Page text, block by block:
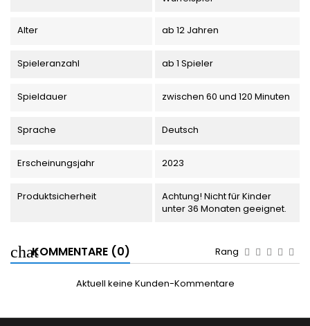
Alter ab 12 Jahren
Spieleranzahl ab 1 Spieler
Spieldauer zwischen 60 und 120 Minuten
Sprache Deutsch
Erscheinungsjahr 2023
Produktsicherheit
Achtung! Nicht für Kinder
unter 36 Monaten geeignet.
KOMMENTARE (0) Rang
Aktuell keine Kunden-Kommentare